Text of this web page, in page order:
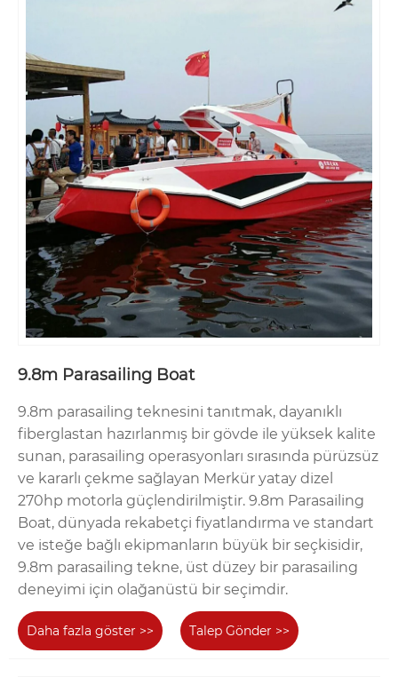
9.8m Parasailing Boat
9.8m parasailing teknesini tanıtmak, dayanıklı
fiberglastan hazırlanmış bir gövde ile yüksek kalite
sunan, parasailing operasyonları sırasında pürüzsüz
ve kararlı çekme sağlayan Merkür yatay dizel
270hp motorla güçlendirilmiştir. 9.8m Parasailing
Boat, dünyada rekabetçi fiyatlandırma ve standart
ve isteğe bağlı ekipmanların büyük bir seçkisidir,
9.8m parasailing tekne, üst düzey bir parasailing
deneyimi için olağanüstü bir seçimdir.
Daha fazla göster >> Talep Gönder >>